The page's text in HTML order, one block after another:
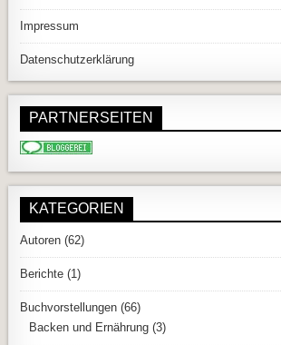
Impressum
Datenschutzerklärung
PARTNERSEITEN
KATEGORIEN
Autoren (62)
Berichte (1)
Buchvorstellungen (66)
Backen und Ernährung (3)